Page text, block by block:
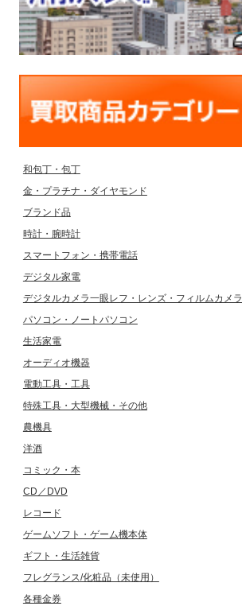
和包丁・包丁
金・プラチナ・ダイヤモンド
ブランド品
時計・腕時計
スマートフォン・携帯電話
デジタル家電
デジタルカメラ一眼レフ・レンズ・フィルムカメラ
パソコン・ノートパソコン
生活家電
オーディオ機器
電動工具・工具
特殊工具・大型機械・その他
農機具
洋酒
コミック・本
CD／DVD
レコード
ゲームソフト・ゲーム機本体
ギフト・生活雑貨
フレグランス/化粧品（未使用）
各種金券